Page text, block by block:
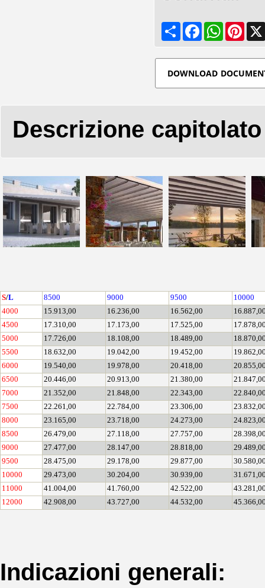
Share FacebookWhatsApp
DOWNLOAD
Descrizione capitolato
S/L 8500 9000 9500
10000
4000
15.913,00 16.236,00 16.562,00
4500
17.310,00 17.173,00 17.525,00
5000
17.726,00 18.108,00 18.489,00
5500
18.632,00 19.042,00 19.452,00
6000
19.540,00 19.978,00 20.418,00
6500
20.446,00 20.913,00 21.380,00
7000
21.352,00 21.848,00 22.343,00
7500
22.261,00 22.784,00 23.306,00
8000
23.165,00 23.718,00 24.273,00
8500
26.479,00 27.118,00 27.757,00
9000
27.477,00 28.147,00 28.818,00
9500
28.475,00 29.178,00 29.877,00
10000
29.473,00 30.204,00 30.939,00
11000
41.004,00 41.760,00 42.522,00
12000
42.908,00 43.727,00 44.532,00
Indicazioni generali: